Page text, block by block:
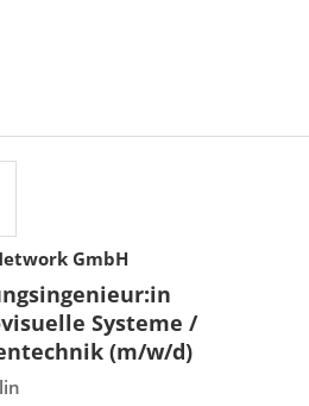
GmbH
Systeme /
(m/w/d)